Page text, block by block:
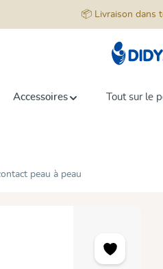
📦 Livraison dans
Accessoires Tout sur le
peau à peau